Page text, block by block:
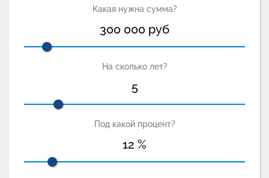
Какая нужна сумма?
300 000 руб
На сколько лет?
5
Под какой процент?
12 %